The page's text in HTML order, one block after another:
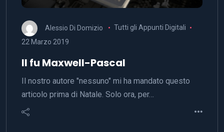
Alessio Di Domizio
Tutti gli Appunti Digitali
22 Marzo 2019
Il fu Maxwell-Pascal
Il nostro autore "nessuno" mi ha mandato questo
articolo prima di Natale. Solo ora, per…